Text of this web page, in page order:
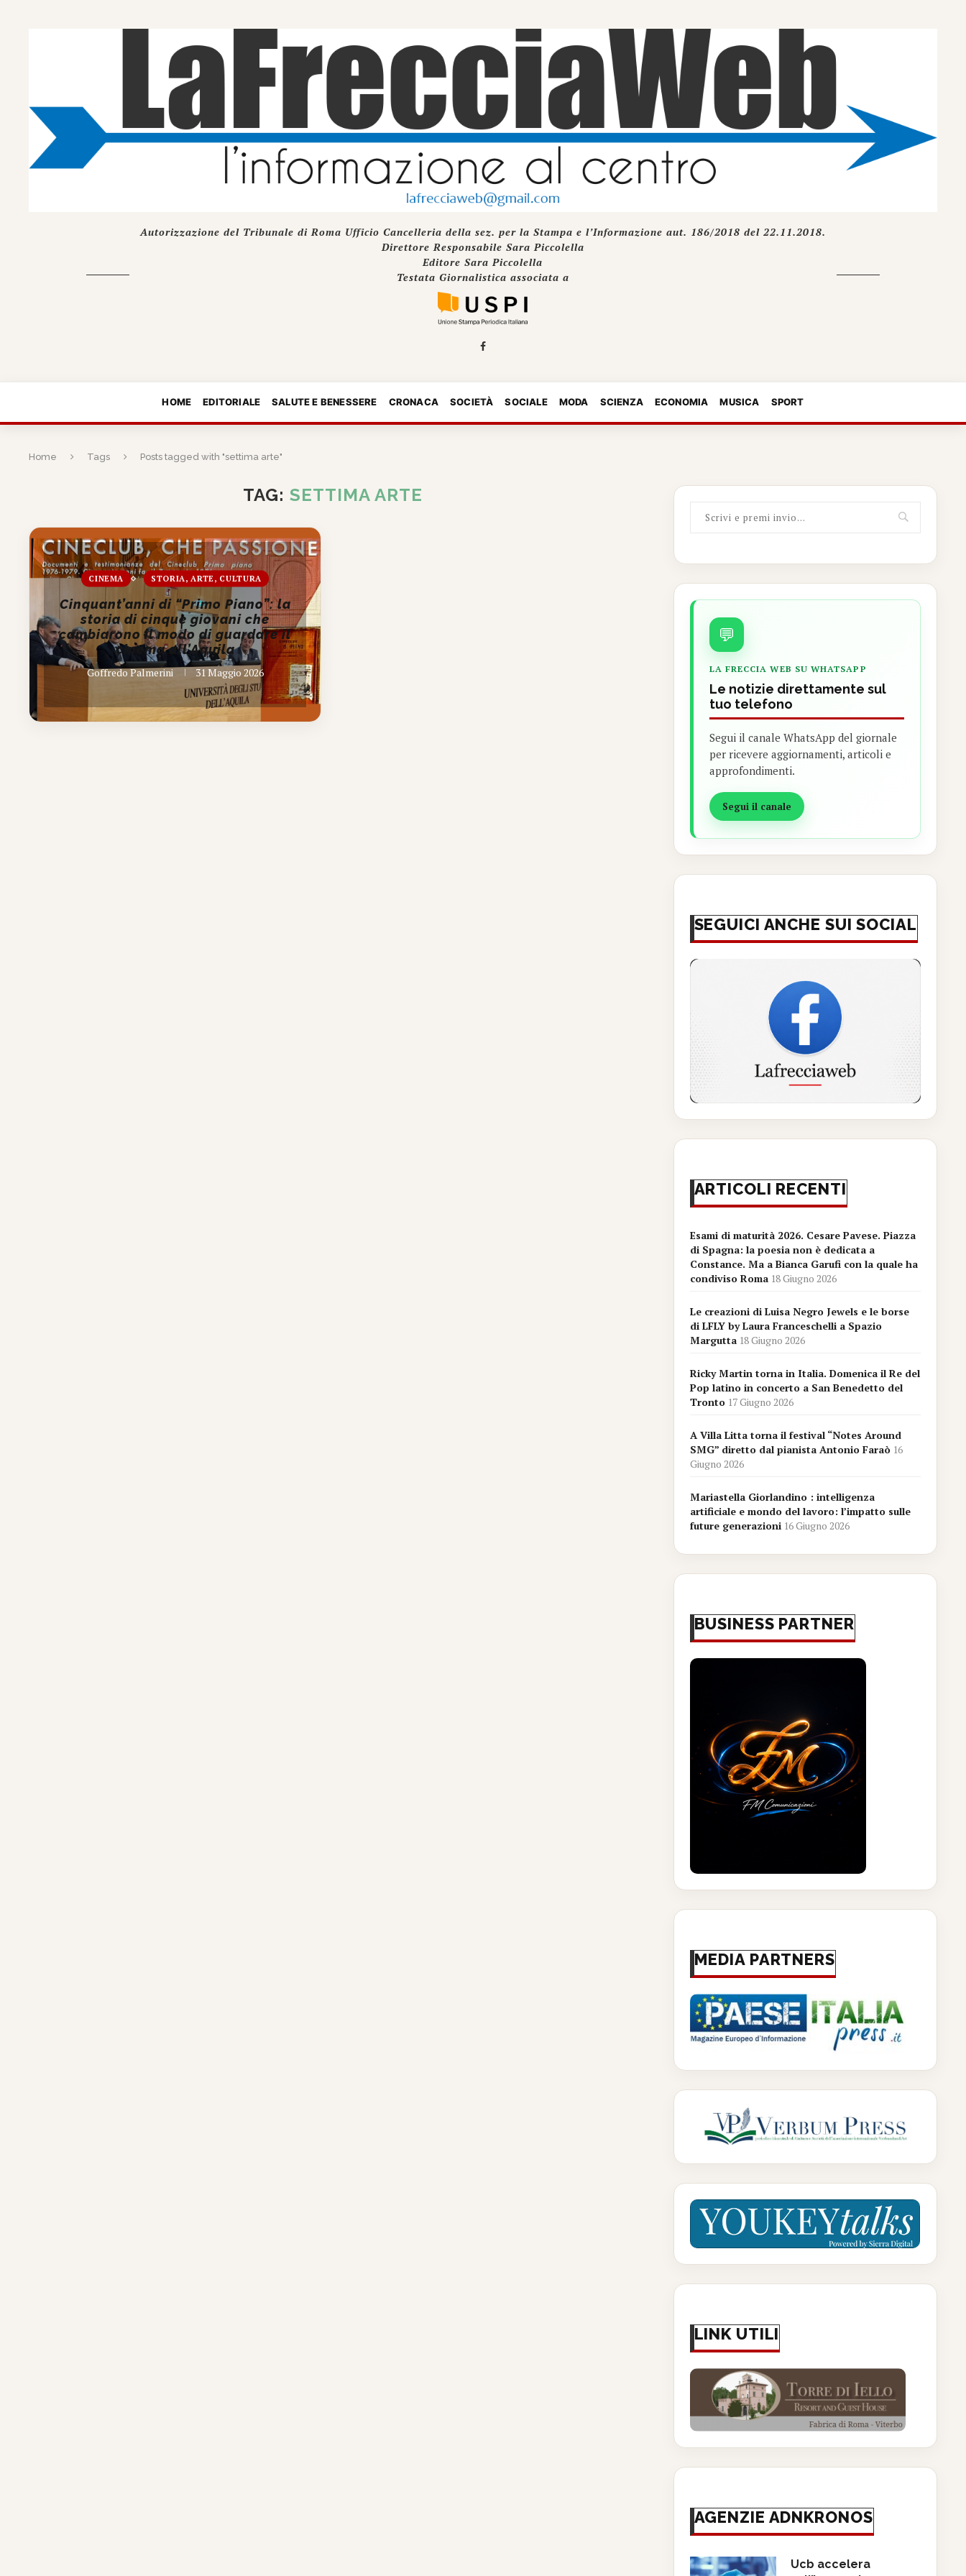
Autorizzazione del Tribunale di Roma Ufficio Cancelleria della sez. per la Stampa e l’Informazione aut. 186/2018 del 22.11.2018.
Direttore Responsabile Sara Piccolella
Editore Sara Piccolella
Testata Giornalistica associata a
HOME EDITORIALE SALUTE E BENESSERE CRONACA SOCIETÀ SOCIALE MODA SCIENZA ECONOMIA MUSICA SPORT
Home Tags Posts tagged with "settima arte"
TAG:SETTIMA ARTE
CINEMA STORIA, ARTE, CULTURA
Cinquant’anni di “Primo Piano”: la
storia di cinque giovani che
cambiarono il modo di guardare il
cinema all’Aquila
Goffredo Palmerini 31 Maggio 2026
💬
LA FRECCIA WEB SU WHATSAPP
Le notizie direttamente sul
tuo telefono
Segui il canale WhatsApp del giornale
per ricevere aggiornamenti, articoli e
approfondimenti.
Segui il canale
SEGUICI ANCHE SUI SOCIAL
ARTICOLI RECENTI
Esami di maturità 2026. Cesare Pavese. Piazza
di Spagna: la poesia non è dedicata a
Constance. Ma a Bianca Garufi con la quale ha
condiviso Roma 18 Giugno 2026
Le creazioni di Luisa Negro Jewels e le borse
di LFLY by Laura Franceschelli a Spazio
Margutta 18 Giugno 2026
Ricky Martin torna in Italia. Domenica il Re del
Pop latino in concerto a San Benedetto del
Tronto 17 Giugno 2026
A Villa Litta torna il festival “Notes Around
SMG” diretto dal pianista Antonio Faraò 16
Giugno 2026
Mariastella Giorlandino : intelligenza
artificiale e mondo del lavoro: l’impatto sulle
future generazioni 16 Giugno 2026
BUSINESS PARTNER
MEDIA PARTNERS
LINK UTILI
AGENZIE ADNKRONOS
Ucb accelera